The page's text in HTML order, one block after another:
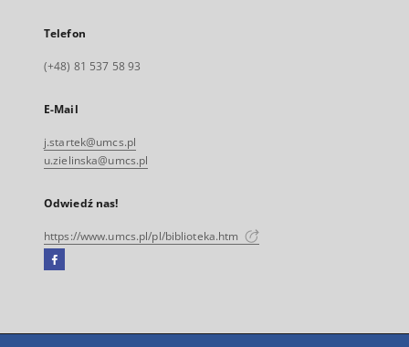
Telefon
(+48) 81 537 58 93
E-Mail
j.startek@umcs.pl
u.zielinska@umcs.pl
Odwiedź nas!
https://www.umcs.pl/pl/biblioteka.htm
Facebook
się